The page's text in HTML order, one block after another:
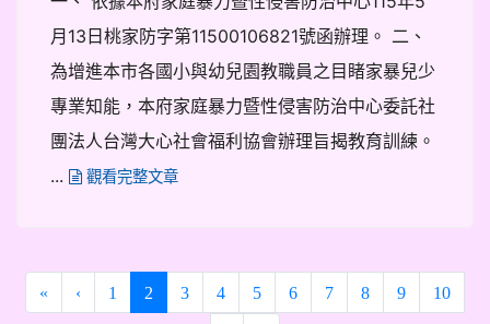
月13日桃家防字第11500106821號函辦理。 二、
為增進本市各國小與幼兒園教職員之目睹家暴兒少
專業知能，本府家庭暴力暨性侵害防治中心委託社
團法人台灣大心社會福利協會辦理旨揭教育訓練。
...
觀看完整文章
« ‹ 1 2 (current)
3 4 5 6 7 8 9 10